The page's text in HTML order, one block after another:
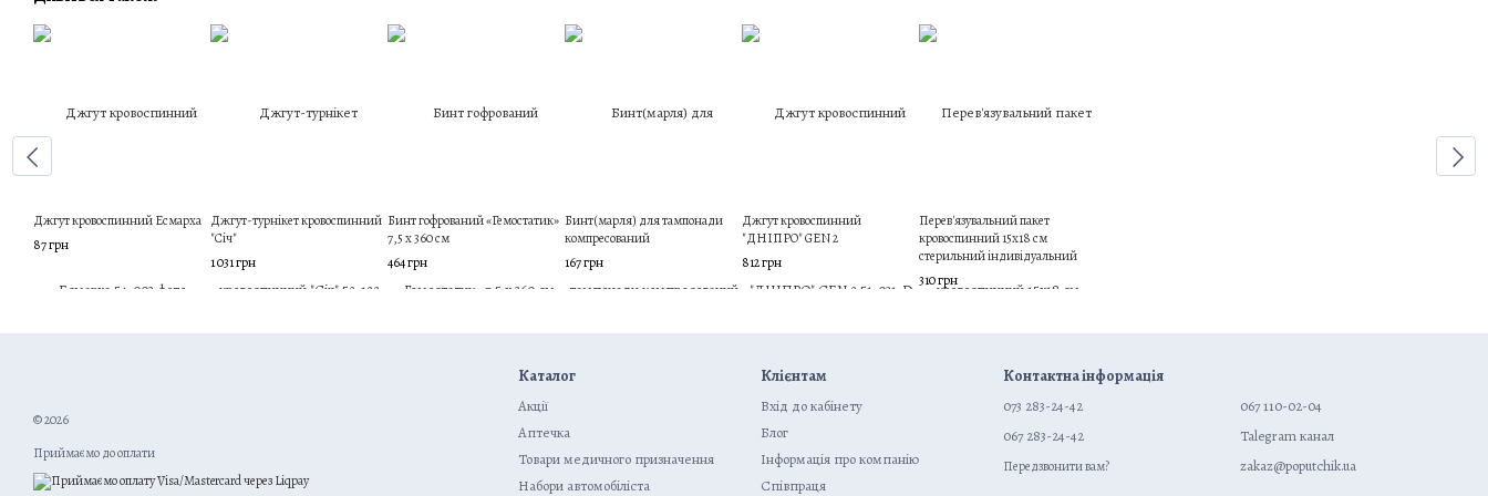
Джгут кровоспинний Есмарха
87 грн
Джгут-турнікет кровоспинний
"Січ"
1 031 грн
Бинт гофрований «Гемостатик»
7,5 х 360 см
464 грн
Бинт(марля) для тампонади
компресований
167 грн
Джгут кровоспинний
"ДНІПРО" GEN 2
812 грн
Перев'язувальний пакет
кровоспинний 15х18 см
стерильний індивідуальний
310 грн
© 2026
Приймаємо до оплати
Каталог
Акції
Аптечка
Товари медичного призначення
Набори автомобіліста
Клієнтам
Вхід до кабінету
Блог
Інформація про компанію
Співпраця
Контактна інформація
073 283-24-42
067 283-24-42
Передзвонити вам?
067 110-02-04
Talegram канал
zakaz@poputchik.ua